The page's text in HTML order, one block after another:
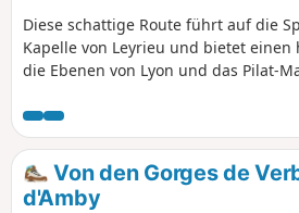
Diese schattige Route führt auf die
Kapelle von Leyrieu und bietet
die Ebenen von Lyon und das Pilat-
entdecken.
Von den Gorges de
d'Amby